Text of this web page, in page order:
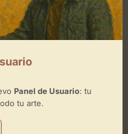
Panel de Usuario: tu
tu arte.